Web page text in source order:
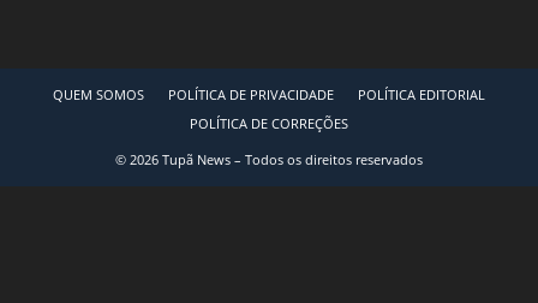
QUEM SOMOS POLÍTICA DE PRIVACIDADE
POLÍTICA EDITORIAL
POLÍTICA DE CORREÇÕES
© 2026 Tupã News – Todos os direitos reservados